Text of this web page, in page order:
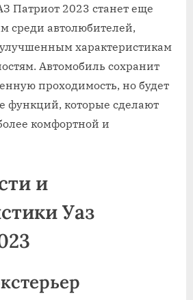
Патриот 2023 станет еще
среди автолюбителей,
характеристикам
Автомобиль сохранит
проходимость, но будет
функций, которые сделают
комфортной и
и
Уаз